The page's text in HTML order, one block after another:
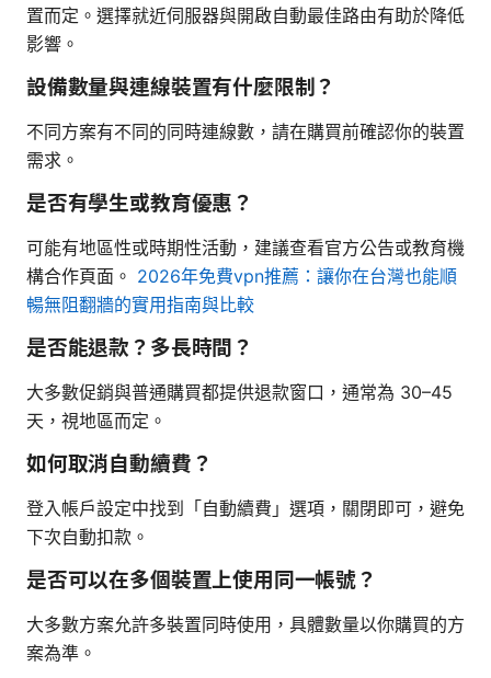
置而定。選擇就近伺服器與開啟自動最佳路由有助於降低
影響。
設備數量與連線裝置有什麼限制？
不同方案有不同的同時連線數，請在購買前確認你的裝置
需求。
是否有學生或教育優惠？
可能有地區性或時期性活動，建議查看官方公告或教育機
構合作頁面。 2026年免費vpn推薦：讓你在台灣也能順
暢無阻翻牆的實用指南與比較
是否能退款？多長時間？
大多數促銷與普通購買都提供退款窗口，通常為 30–45
天，視地區而定。
如何取消自動續費？
登入帳戶設定中找到「自動續費」選項，關閉即可，避免
下次自動扣款。
是否可以在多個裝置上使用同一帳號？
大多數方案允許多裝置同時使用，具體數量以你購買的方
案為準。